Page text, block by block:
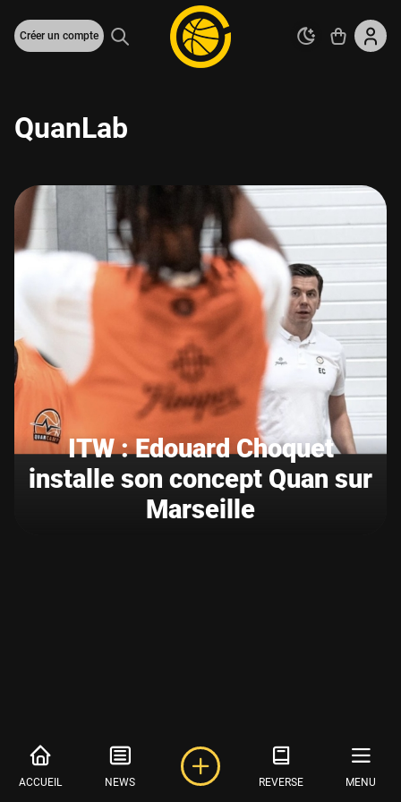
Créer un compte
ACCUEIL NEWS REVERSE MENU
QuanLab
ITW : Edouard Choquet
installe son concept Quan sur
Marseille